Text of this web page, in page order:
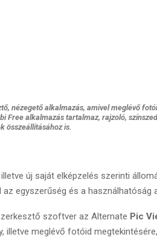
nézegető alkalmazás, amivel meglévő
Free alkalmazás tartalmaz, rajzoló,
összeállításához is.
új saját elképzelés szerinti
egyszerűség és a használhatóság
szoftver az Alternate Pic
illetve meglévő fotóid